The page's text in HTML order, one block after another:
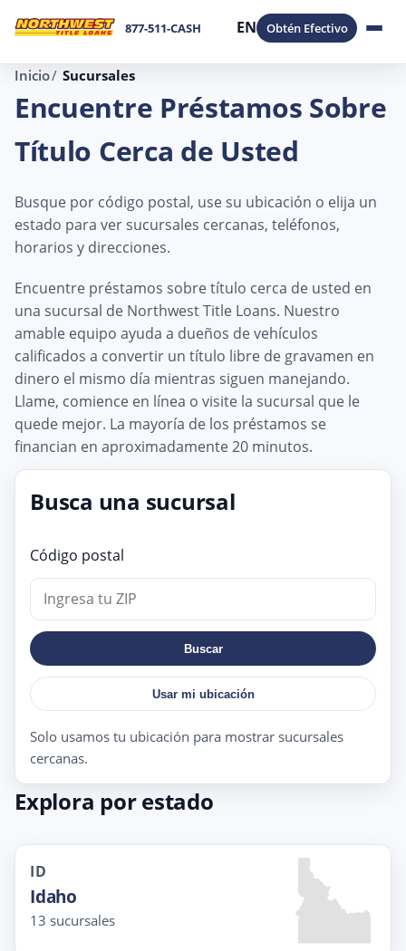
877-511-CASH EN Obtén Efectivo
Inicio Sucursales
Encuentre Préstamos Sobre
Título Cerca de Usted
Busque por código postal, use su ubicación o elija un
estado para ver sucursales cercanas, teléfonos,
horarios y direcciones.
Encuentre préstamos sobre título cerca de usted en
una sucursal de Northwest Title Loans. Nuestro
amable equipo ayuda a dueños de vehículos
calificados a convertir un título libre de gravamen en
dinero el mismo día mientras siguen manejando.
Llame, comience en línea o visite la sucursal que le
quede mejor. La mayoría de los préstamos se
financian en aproximadamente 20 minutos.
Busca una sucursal
Código postal
Buscar
Usar mi ubicación
Solo usamos tu ubicación para mostrar sucursales
cercanas.
Explora por estado
ID
Idaho
13 sucursales